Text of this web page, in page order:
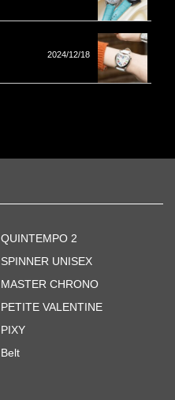
2024/12/18
QUINTEMPO 2
SPINNER UNISEX
MASTER CHRONO
PETITE VALENTINE
PIXY
Belt